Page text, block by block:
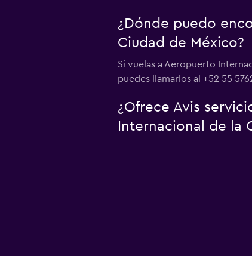
¿Dónde puedo
Ciudad de México?
Si vuelas a Aeropuerto
puedes llamarlos al +52 55
¿Ofrece Avis
Internacional de la